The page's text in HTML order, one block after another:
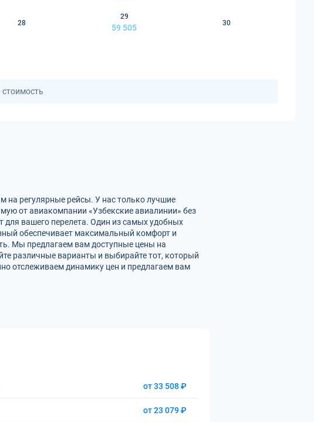
28
29
59 505
30
на регулярные рейсы. У нас только лучшие
от авиакомпании «Узбекские авиалинии» без
вашего перелета. Один из самых удобных
обеспечивает максимальный комфорт и
Мы предлагаем вам доступные цены на
различные варианты и выбирайте тот, который
отслеживаем динамику цен и предлагаем вам
от 33 508 ₽
от 23 079 ₽